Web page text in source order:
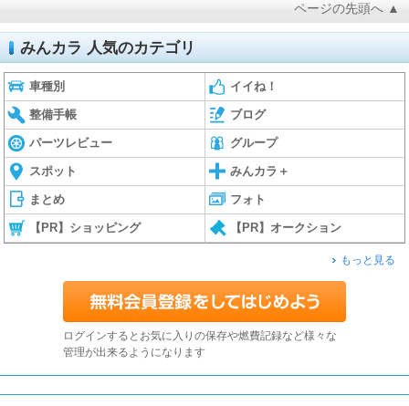
ページの先頭へ ▲
みんカラ 人気のカテゴリ
車種別 イイね！
整備手帳 ブログ
パーツレビュー グループ
スポット みんカラ＋
まとめ フォト
【PR】ショッピング 【PR】オークション
もっと見る
ログインするとお気に入りの保存や燃費記録など様々な
管理が出来るようになります